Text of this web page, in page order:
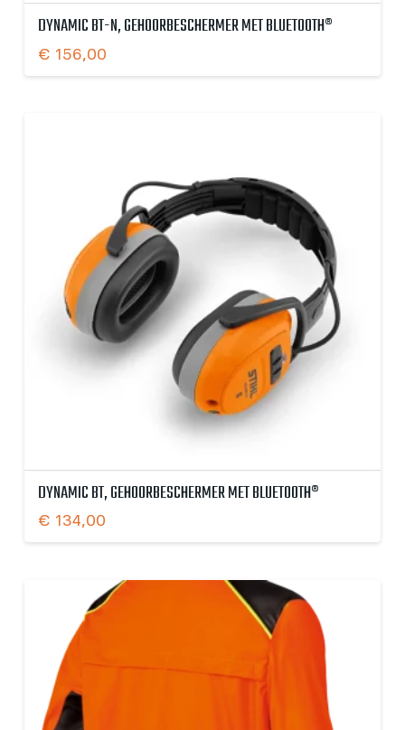
DYNAMIC BT-N, GEHOORBESCHERMER MET BLUETOOTH®
€ 156,00
DYNAMIC BT, GEHOORBESCHERMER MET BLUETOOTH®
€ 134,00